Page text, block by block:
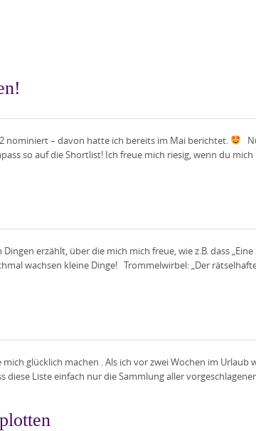
nominiert – davon hatte ich bereits im Mai berichtet.
so auf die Shortlist! Ich freue mich riesig, wenn du
erzählt, über die mich mich freue, wie z.B. dass
wachsen kleine Dinge! Trommelwirbel: „Der
glücklich machen . Als ich vor zwei Wochen im
diese Liste einfach nur die Sammlung aller